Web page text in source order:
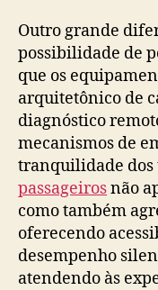
Outro grande
possibilidade de
que os
arquitetônico de
diagnóstico
mecanismos de
tranquilidade dos
passageirosnão
como também
oferecendo
desempenho
atendendo às